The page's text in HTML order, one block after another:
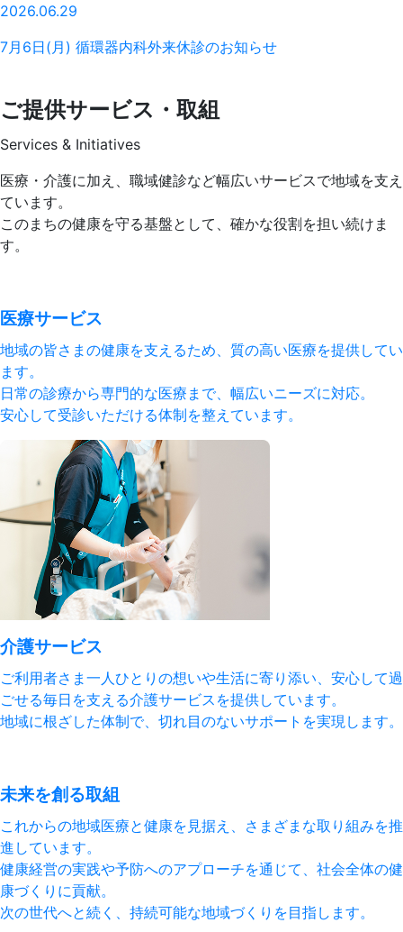
2026.06.29
7月6日(月) 循環器内科外来休診のお知らせ
ご提供サービス・取組
Services & Initiatives
医療・介護に加え、職域健診など幅広いサービスで地域を支え
ています。
このまちの健康を守る基盤として、確かな役割を担い続けま
す。
医療サービス
地域の皆さまの健康を支えるため、質の高い医療を提供してい
ます。
日常の診療から専門的な医療まで、幅広いニーズに対応。
安心して受診いただける体制を整えています。
介護サービス
ご利用者さま一人ひとりの想いや生活に寄り添い、安心して過
ごせる毎日を支える介護サービスを提供しています。
地域に根ざした体制で、切れ目のないサポートを実現します。
未来を創る取組
これからの地域医療と健康を見据え、さまざまな取り組みを推
進しています。
健康経営の実践や予防へのアプローチを通じて、社会全体の健
康づくりに貢献。
次の世代へと続く、持続可能な地域づくりを目指します。